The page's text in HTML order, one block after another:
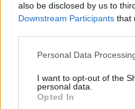
also be disclosed by us to
Downstream Participants that
Please note that this
not limited to your visit or
grant or deny consent to
use your data for below
Personal Data
I want to opt-out of the
personal data.
Opted In